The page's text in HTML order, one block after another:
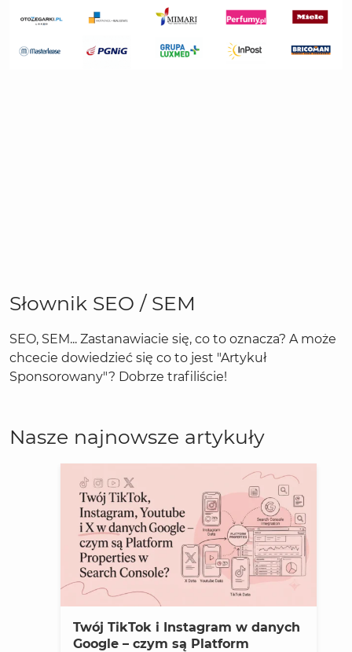
Słownik SEO / SEM
SEO, SEM... Zastanawiacie się, co to oznacza? A może
chcecie dowiedzieć się co to jest "Artykuł
Sponsorowany"? Dobrze trafiliście!
Nasze najnowsze artykuły
Twój TikTok i Instagram w danych
Google – czym są Platform